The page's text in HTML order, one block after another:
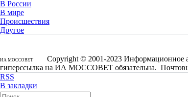
В России
В мире
Происшествия
Другое
ИА МОССОВЕТ
Copyright © 2001-2023 Информационное
гиперссылка на ИА МОССОВЕТ обязательна.
RSS
В закладки